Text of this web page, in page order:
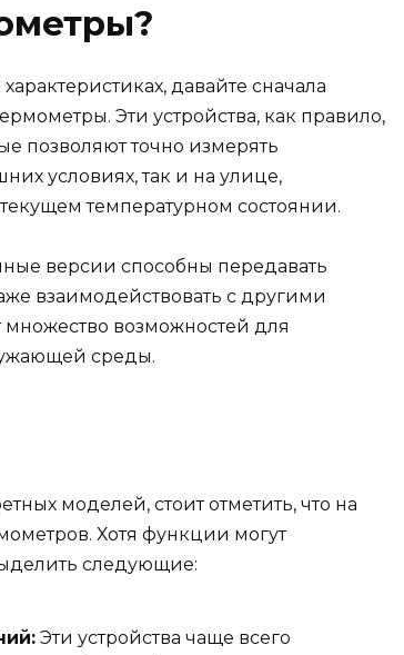
давайте сначала
Эти устройства, как правило,
позволяют точно измерять
условиях, так и на улице,
температурном состоянии.
версии способны передавать
взаимодействовать с другими
возможностей для
среды.
моделей, стоит отметить, что на
Хотя функции могут
следующие:
Эти устройства чаще всего